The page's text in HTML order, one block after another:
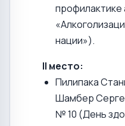
профилактике
нации»).
II место:
Пилипака
Шамбер
№ 10 (День